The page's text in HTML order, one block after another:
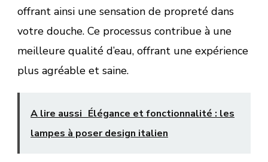
offrant ainsi une sensation de propreté dans
votre douche. Ce processus contribue à une
meilleure qualité d’eau, offrant une expérience
plus agréable et saine.
A lire aussi Élégance et fonctionnalité : les
lampes à poser design italien